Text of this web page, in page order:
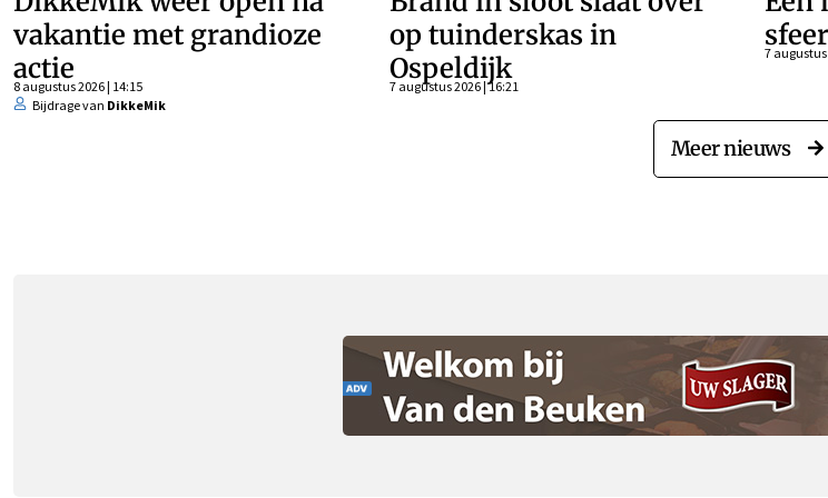
vakantie met grandioze
actie
8 augustus 2026 | 14:15
Bijdrage van DikkeMik
op tuinderskas in
Ospeldijk
7 augustus 2026 | 16:21
7 augustus
Meer nieuws